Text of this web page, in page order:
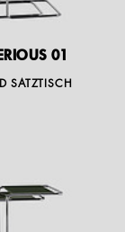
01
SATZTISCH